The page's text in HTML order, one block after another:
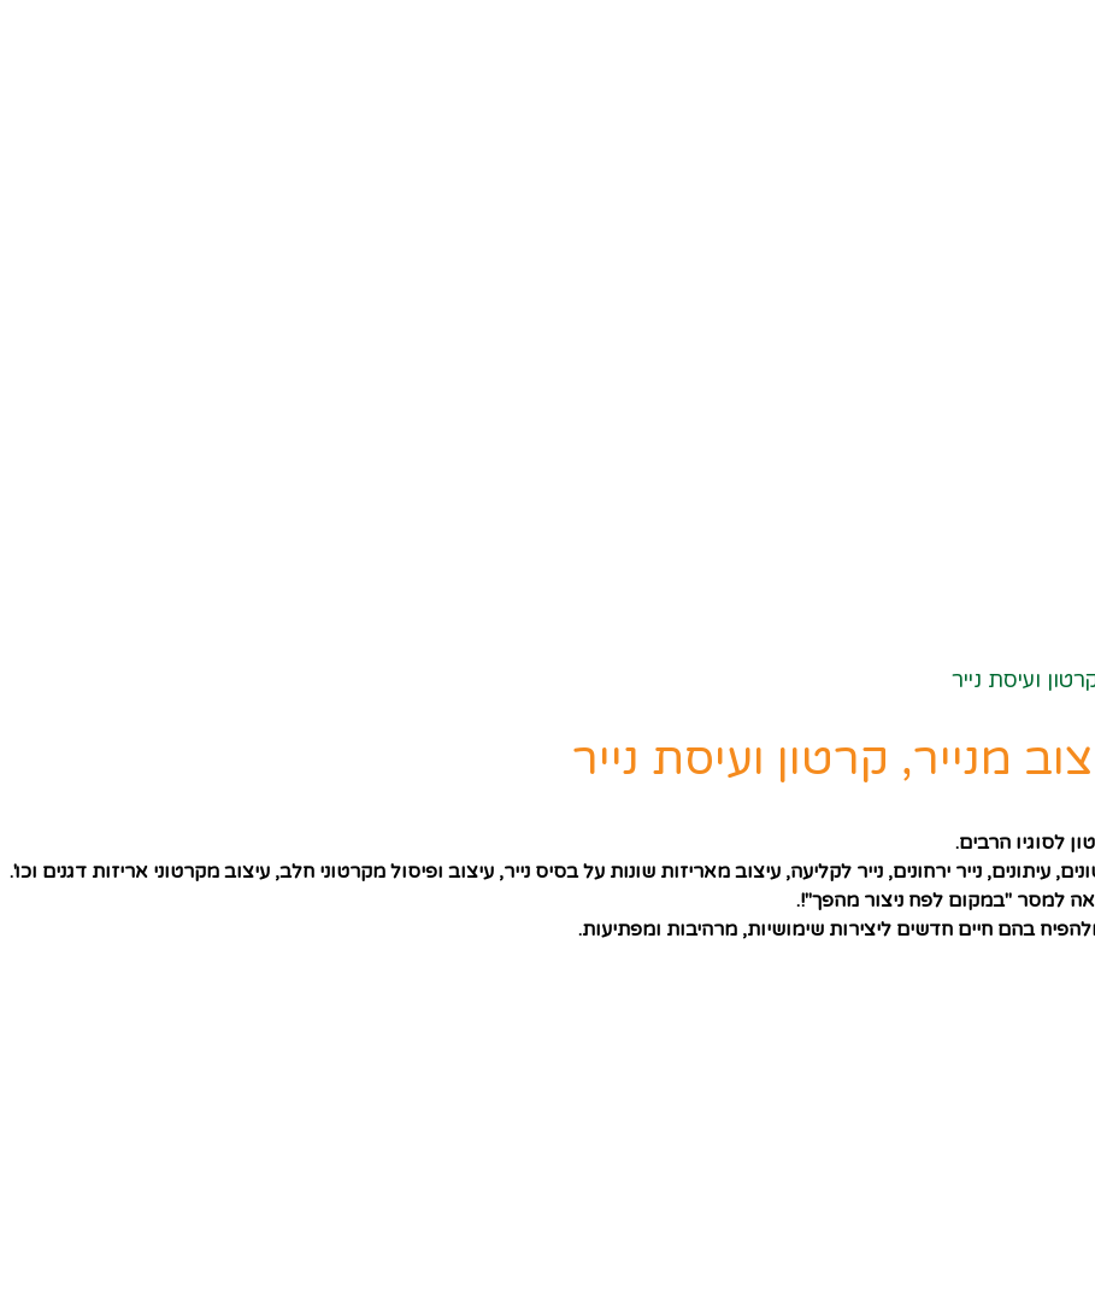
ועיסת נייר
מנייר, קרטון ועיסת נייר
עיתונים, נייר ירחונים, נייר לקליעה, עיצוב מאריזות שונות על בסיס נייר, עיצוב ופיסול מקרטוני חלב, עיצוב מקרטוני אריזות דגנים וכו'.
למסר "במקום לפח ניצור מהפך"!.
בהם חיים חדשים ליצירות שימושיות, מרהיבות ומפתיעות.